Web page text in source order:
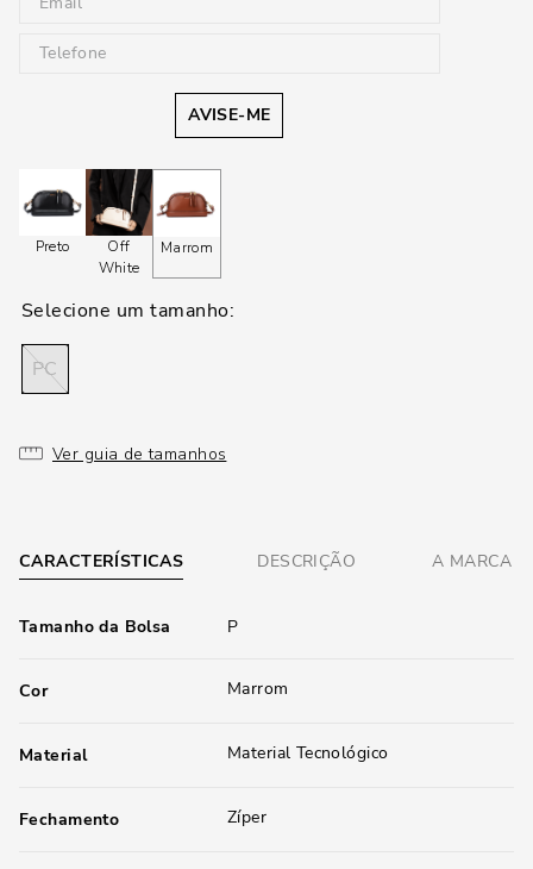
AVISE-ME
Preto
Off
White
Marrom
PC
Ver guia de tamanhos
CARACTERÍSTICAS DESCRIÇÃO A MARCA
Tamanho da Bolsa P
Cor Marrom
Material Material Tecnológico
Fechamento Zíper